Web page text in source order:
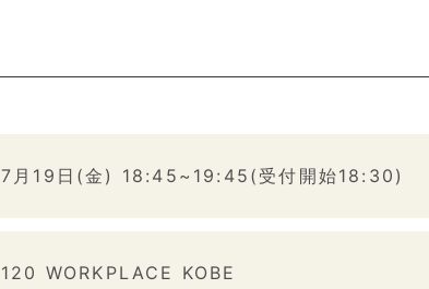
7月19日(金) 18:45~19:45(受付開始18:30)
120 WORKPLACE KOBE